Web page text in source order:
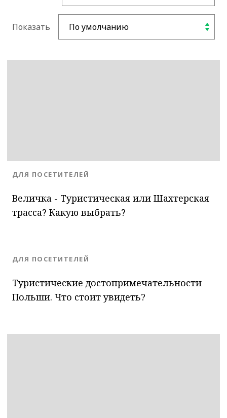
Показать
Величка - Туристическая или Шахтерская
трасса? Какую выбрать?
BLOG.CATEGORY
ДЛЯ ПОСЕТИТЕЛЕЙ
Туристические достопримечательности
Польши. Что стоит увидеть?
BLOG.CATEGORY
ДЛЯ ПОСЕТИТЕЛЕЙ